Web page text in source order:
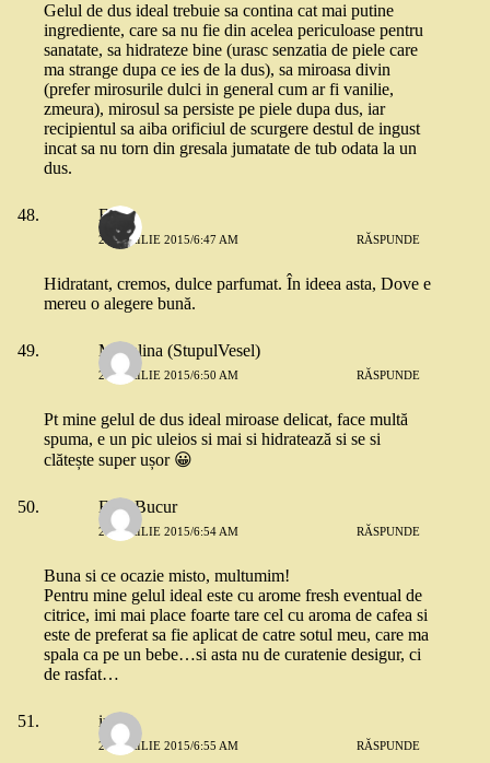
Gelul de dus ideal trebuie sa contina cat mai putine
ingrediente, care sa nu fie din acelea periculoase pentru
sanatate, sa hidrateze bine (urasc senzatia de piele care
ma strange dupa ce ies de la dus), sa miroasa divin
(prefer mirosurile dulci in general cum ar fi vanilie,
zmeura), mirosul sa persiste pe piele dupa dus, iar
recipientul sa aiba orificiul de scurgere destul de ingust
incat sa nu torn din gresala jumatate de tub odata la un
dus.
Ema
24 APRILIE 2015/6:47 AM RĂSPUNDE
Hidratant, cremos, dulce parfumat. În ideea asta, Dove e
mereu o alegere bună.
Madalina (StupulVesel)
24 APRILIE 2015/6:50 AM RĂSPUNDE
Pt mine gelul de dus ideal miroase delicat, face multă
spuma, e un pic uleios si mai si hidratează si se si
clătește super ușor 😀
Ema Bucur
24 APRILIE 2015/6:54 AM RĂSPUNDE
Buna si ce ocazie misto, multumim!
Pentru mine gelul ideal este cu arome fresh eventual de
citrice, imi mai place foarte tare cel cu aroma de cafea si
este de preferat sa fie aplicat de catre sotul meu, care ma
spala ca pe un bebe…si asta nu de curatenie desigur, ci
de rasfat…
iulia
24 APRILIE 2015/6:55 AM RĂSPUNDE